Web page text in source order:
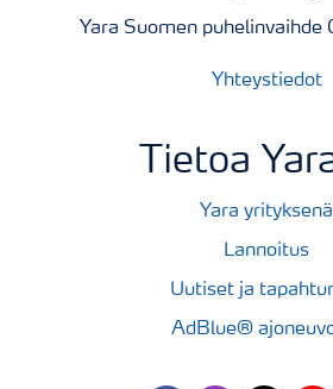
Yara Suomen
Yhteystiedot
Tietoa
Yara yrityksenä
Lannoitus
Uutiset ja
AdBlue®